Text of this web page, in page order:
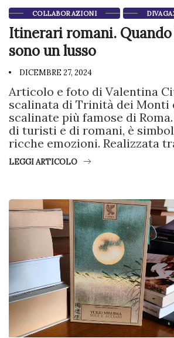
COLLABORAZIONI
Itinerari romani. Quando
sono un lusso
DICEMBRE 27, 2024
Articolo e foto di Valentina
scalinata di Trinità dei Monti
scalinate più famose di
di turisti e di romani, è
ricche emozioni. Realizzata
LEGGI ARTICOLO